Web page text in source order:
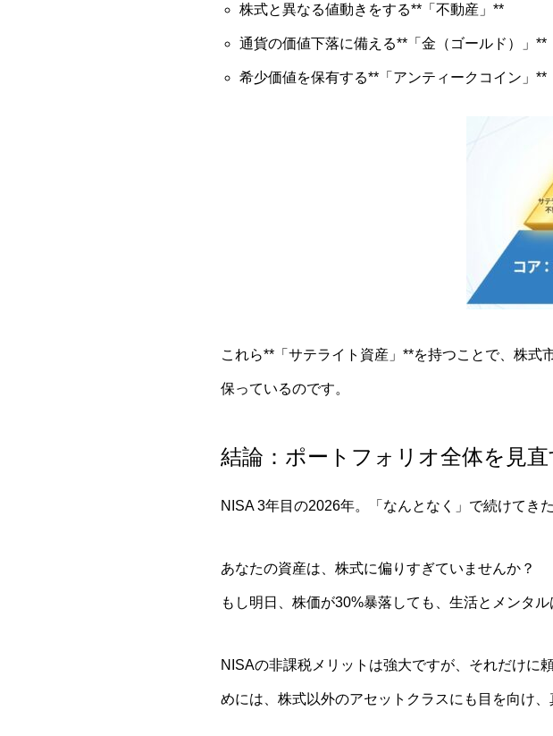
株式と異なる値動きをする**「不動産」**
通貨の価値下落に備える**「金（ゴールド）」**
希少価値を保有する**「 アンティークコイン 」**
これら**「サテライト資産」**を持つことで、株
保っているのです。
結論：ポートフォリオ全体を見直
NISA 3年目の2026年。「なんとなく」で続けてき
あなたの資産は、株式に偏りすぎていませんか？
もし明日、株価が30%暴落しても、生活とメンタ
NISAの非課税メリットは強大ですが、それだけに
めには、株式以外のアセットクラスにも目を向け、